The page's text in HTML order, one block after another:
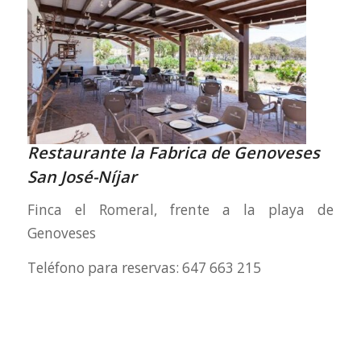
Restaurante la Fabrica de Genoveses
San José-Níjar
Finca el Romeral, frente a la playa de
Genoveses
Teléfono para reservas: 647 663 215